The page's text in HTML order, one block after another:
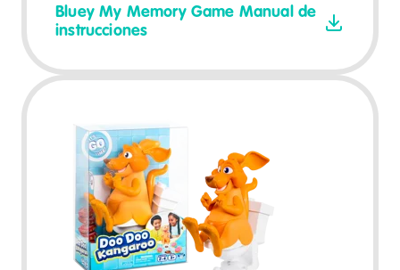
Bluey My Memory Game Manual de
instrucciones